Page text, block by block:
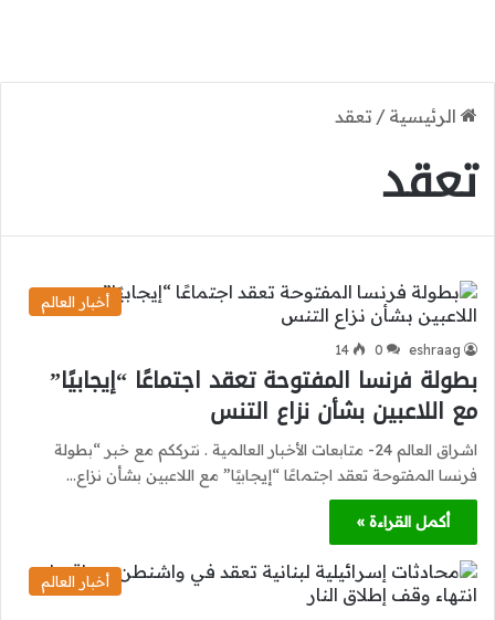
الرئيسية / تعقد
تعقد
أخبار العالم
eshraag
0
14
بطولة فرنسا المفتوحة تعقد اجتماعًا “إيجابيًا”
مع اللاعبين بشأن نزاع التنس
اشراق العالم 24- متابعات الأخبار العالمية . نترككم مع خبر “بطولة
فرنسا المفتوحة تعقد اجتماعًا “إيجابيًا” مع اللاعبين بشأن نزاع…
أكمل القراءة »
أخبار العالم